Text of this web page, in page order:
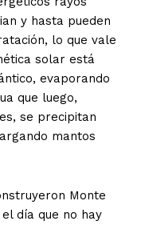
y hasta pueden
lo que vale
solar está
evaporando
que luego,
se precipitan
mantos
Monte
día que no hay